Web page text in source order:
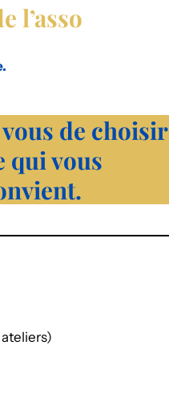
l’asso
de choisir
qui vous